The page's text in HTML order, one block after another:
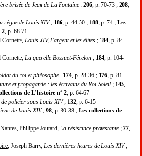
brisée de Jean de La Fontaine ; 206 , p. 70-73 ; 208
règne de Louis XIV; 186 , p. 44-50 ; 188 , p. 74 ; Les
2 , p. 68-71
Cornette, Louis XIV, l’argent et les élites ; 184 , p. 84-
Cornette, La querelle Bossuet-Fénelon ; 184 , p. 104-
du roi et philosophe ; 174 , p. 28-36 ; 176 , p. 81
et propagande : les écrivains du Roi-Soleil ; 145
de L’histoire n° 2 , p. 64-67
de policier sous Louis XIV; 132 , p. 6-15
de Louis XIV; 98 , p. 30-38 ; Les collections de
, Philippe Joutard, La résistance protestante ; 77
, Joseph Barry, Les dernières heures de Louis XIV;